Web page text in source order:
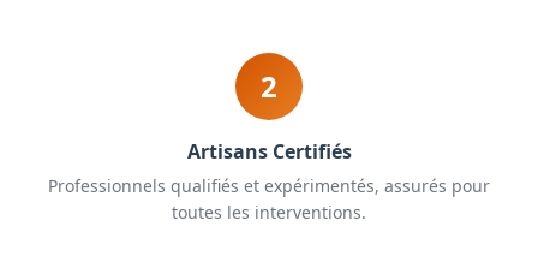
2
Artisans Certifiés
Professionnels qualifiés et expérimentés, assurés pour
toutes les interventions.